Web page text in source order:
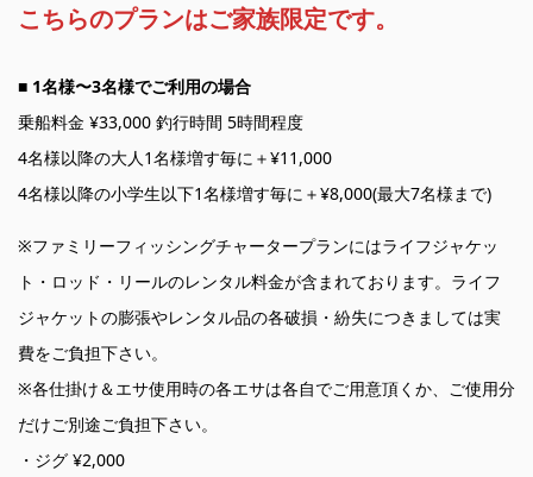
こちらのプランはご家族限定です。
■ 1名様〜3名様でご利用の場合
乗船料金 ¥33,000 釣行時間 5時間程度
4名様以降の大人1名様増す毎に＋¥11,000
4名様以降の小学生以下1名様増す毎に＋¥8,000(最大7名様まで)
※ファミリーフィッシングチャータープランにはライフジャケッ
ト・ロッド・リールのレンタル料金が含まれております。ライフ
ジャケットの膨張やレンタル品の各破損・紛失につきましては実
費をご負担下さい。
※各仕掛け＆エサ使用時の各エサは各自でご用意頂くか、ご使用分
だけご別途ご負担下さい。
・ジグ ¥2,000